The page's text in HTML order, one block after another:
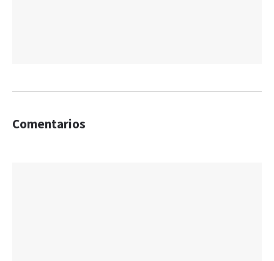
Comentarios